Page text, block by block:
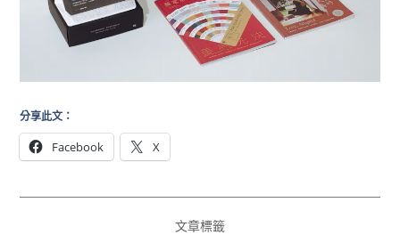
分享此文：
Facebook X
文章標籤